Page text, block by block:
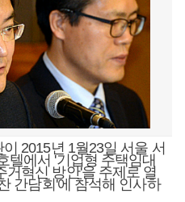
2015년 1월23일 서울 서
텔에서 '기업형 주택임대
거혁신 방안'을 주제로 열
간담회'에 참석해 인사하